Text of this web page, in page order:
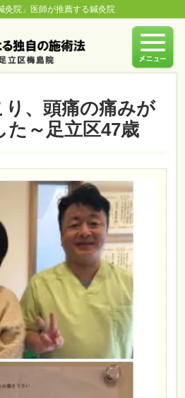
灸院」医師が推薦する鍼灸院
り、頭痛の痛みが
た～足立区47歳